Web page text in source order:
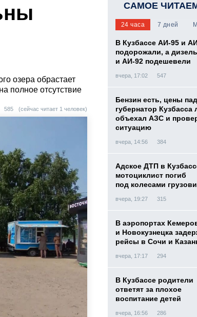
озера обрастает
полное отсутствие
585 (сейчас читает 1 человек)
САМОЕ
24 часа 7 дней
В Кузбассе АИ-95 и
подорожали, а дизель
и АИ-92 подешевели
вчера, 17:02 547
Бензин есть, цены
губернатор Кузбасса
объехал АЗС и
ситуацию
вчера, 14:56 384
Адское ДТП в
мотоциклист погиб
под колесами
вчера, 19:27 315
В аэропортах
и Новокузнецка
рейсы в Сочи и
вчера, 17:17 294
В Кузбассе родители
ответят за плохое
воспитание детей
вчера, 16:56 286